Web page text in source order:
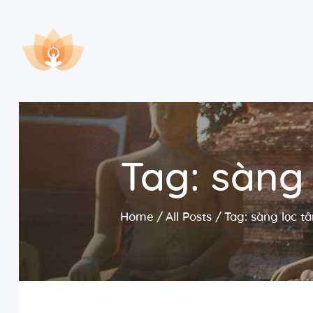
Tag:
Home All Posts Tag: sàng lọc